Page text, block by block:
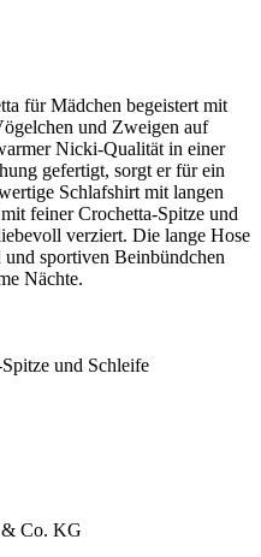
für Mädchen begeistert mit
und Zweigen auf
Nicki-Qualität in einer
gefertigt, sorgt er für ein
Schlafshirt mit langen
feiner Crochetta-Spitze und
verziert. Die lange Hose
sportiven Beinbündchen
Nächte.
und Schleife
& Co. KG